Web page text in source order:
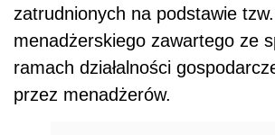
zatrudnionych na podstawie
menadżerskiego zawartego ze
ramach działalności
przez menadżerów.